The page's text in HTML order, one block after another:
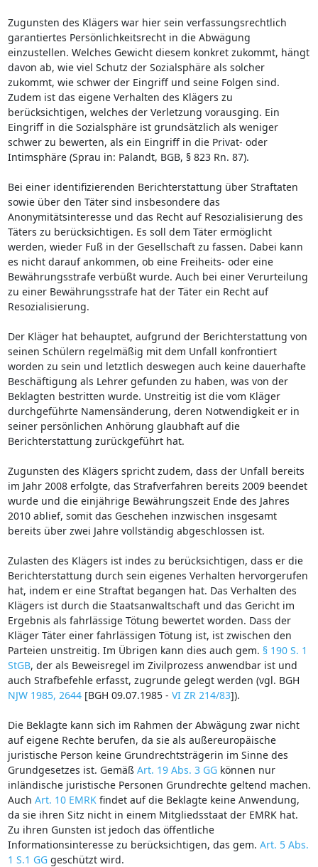
Zugunsten des Klägers war hier sein verfassungsrechtlich
garantiertes Persönlichkeitsrecht in die Abwägung
einzustellen. Welches Gewicht diesem konkret zukommt, hängt
davon ab, wie viel Schutz der Sozialsphäre als solcher
zukommt, wie schwer der Eingriff und seine Folgen sind.
Zudem ist das eigene Verhalten des Klägers zu
berücksichtigen, welches der Verletzung vorausging. Ein
Eingriff in die Sozialsphäre ist grundsätzlich als weniger
schwer zu bewerten, als ein Eingriff in die Privat- oder
Intimsphäre (Sprau in: Palandt, BGB, § 823 Rn. 87).
Bei einer identifizierenden Berichterstattung über Straftaten
sowie über den Täter sind insbesondere das
Anonymitätsinteresse und das Recht auf Resozialisierung des
Täters zu berücksichtigen. Es soll dem Täter ermöglicht
werden, wieder Fuß in der Gesellschaft zu fassen. Dabei kann
es nicht darauf ankommen, ob eine Freiheits- oder eine
Bewährungsstrafe verbüßt wurde. Auch bei einer Verurteilung
zu einer Bewährungsstrafe hat der Täter ein Recht auf
Resozialisierung.
Der Kläger hat behauptet, aufgrund der Berichterstattung von
seinen Schülern regelmäßig mit dem Unfall konfrontiert
worden zu sein und letztlich deswegen auch keine dauerhafte
Beschäftigung als Lehrer gefunden zu haben, was von der
Beklagten bestritten wurde. Unstreitig ist die vom Kläger
durchgeführte Namensänderung, deren Notwendigkeit er in
seiner persönlichen Anhörung glaubhaft auf die
Berichterstattung zurückgeführt hat.
Zugunsten des Klägers spricht zudem, dass der Unfall bereits
im Jahr 2008 erfolgte, das Strafverfahren bereits 2009 beendet
wurde und die einjährige Bewährungszeit Ende des Jahres
2010 ablief, somit das Geschehen inzwischen insgesamt
bereits über zwei Jahre vollständig abgeschlossen ist.
Zulasten des Klägers ist indes zu berücksichtigen, dass er die
Berichterstattung durch sein eigenes Verhalten hervorgerufen
hat, indem er eine Straftat begangen hat. Das Verhalten des
Klägers ist durch die Staatsanwaltschaft und das Gericht im
Ergebnis als fahrlässige Tötung bewertet worden. Dass der
Kläger Täter einer fahrlässigen Tötung ist, ist zwischen den
Parteien unstreitig. Im Übrigen kann dies auch gem. § 190 S. 1
StGB, der als Beweisregel im Zivilprozess anwendbar ist und
auch Strafbefehle erfasst, zugrunde gelegt werden (vgl. BGH
NJW 1985, 2644[BGH 09.07.1985 - VI ZR 214/83]).
Die Beklagte kann sich im Rahmen der Abwägung zwar nicht
auf eigene Rechte berufen, da sie als außereuropäische
juristische Person keine Grundrechtsträgerin im Sinne des
Grundgesetzes ist. Gemäß Art. 19 Abs. 3 GGkönnen nur
inländische juristische Personen Grundrechte geltend machen.
Auch Art. 10 EMRKfindet auf die Beklagte keine Anwendung,
da sie ihren Sitz nicht in einem Mitgliedsstaat der EMRK hat.
Zu ihren Gunsten ist jedoch das öffentliche
Informationsinteresse zu berücksichtigen, das gem. Art. 5 Abs.
1 S.1 GGgeschützt wird.